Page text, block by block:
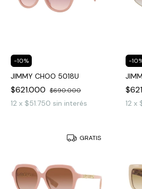
-10%
JIMMY CHOO 5018U
$621.000 $690.000
12 x $51.750 sin interés
-10
12 x
GRATIS